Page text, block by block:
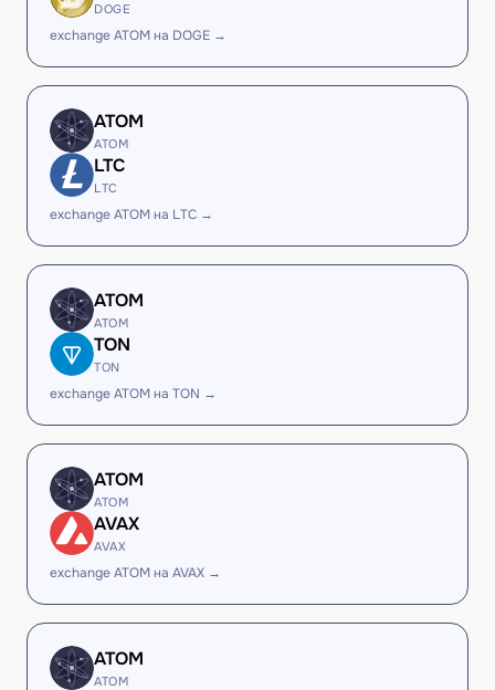
DOGE
exchange ATOM на DOGE →
ATOM
ATOM
LTC
LTC
exchange ATOM на LTC →
ATOM
ATOM
TON
TON
exchange ATOM на TON →
ATOM
ATOM
AVAX
AVAX
exchange ATOM на AVAX →
ATOM
ATOM